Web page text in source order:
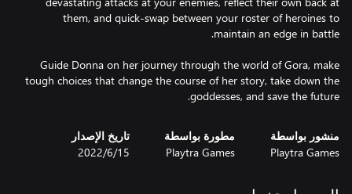
them, and quick-swap between your roster of heroines to
Guide Donna on her journey through the world of Gora, make
tough choices that change the course of her story, take down the
goddesses, and save the future.
منشور بواسطة
Playtra Games
مطورة بواسطة
Playtra Games
تاريخ الإصدار
15‏/6‏/2022